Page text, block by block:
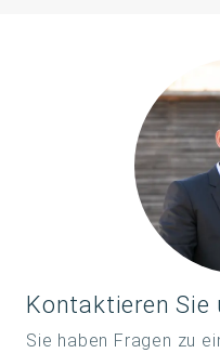
Ihr
Kontaktieren Sie
Sie haben Fragen zu